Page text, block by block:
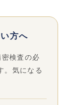
方へ
検査の必
。気になる